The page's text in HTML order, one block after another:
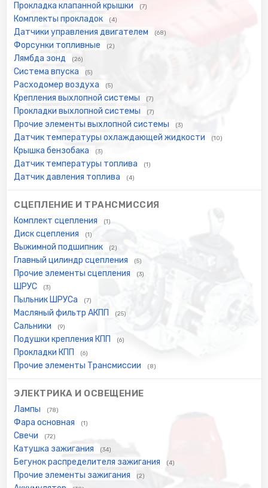
Прокладка клапанной крышки (7)
Комплекты прокладок (4)
Датчики управления двигателем (68)
Форсунки топливные (2)
Лямбда зонд (26)
Система впуска (5)
Расходомер воздуха (5)
Крепления выхлопной системы (7)
Прокладки выхлопной системы (7)
Прочие элементы выхлопной системы (3)
Датчик температуры охлаждающей жидкости (10)
Крышка бензобака (3)
Датчик температуры топлива (1)
Датчик давления топлива (4)
СЦЕПЛЕНИЕ И ТРАНСМИССИЯ
Комплект сцепления (1)
Диск сцепления (1)
Выжимной подшипник (2)
Главный цилиндр сцепления (5)
Прочие элементы сцепления (3)
ШРУС (3)
Пыльник ШРУСа (7)
Масляный фильтр АКПП (25)
Сальники (9)
Подушки крепления КПП (6)
Прокладки КПП (6)
Прочие элементы Трансмиссии (8)
ЭЛЕКТРИКА И ОСВЕЩЕНИЕ
Лампы (78)
Фара основная (1)
Свечи (72)
Катушка зажигания (34)
Бегунок распределителя зажигания (4)
Прочие элементы зажигания (2)